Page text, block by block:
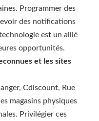
Programmer des
des notifications
est un allié
opportunités.
et les sites
Cdiscount, Rue
magasins physiques
Privilégier ces